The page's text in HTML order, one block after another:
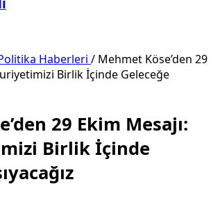
Haberleri / Mehmet Köse’den 29
Birlik İçinde Geleceğe
29 Ekim Mesajı:
Birlik İçinde